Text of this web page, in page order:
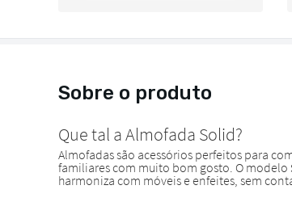
Sobre o produto